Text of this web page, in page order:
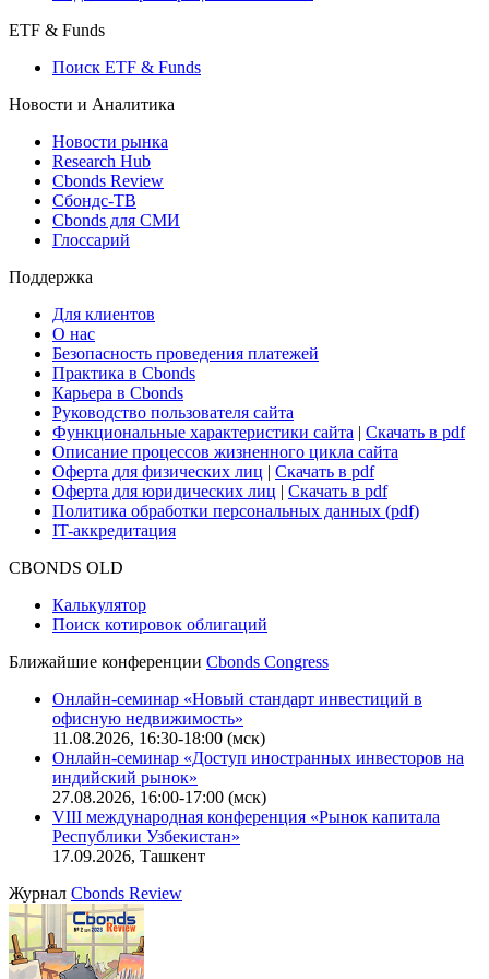
Макроэкономика
Виджет: Карта процентных ставок
ETF & Funds
Поиск ETF & Funds
Новости и Аналитика
Новости рынка
Research Hub
Сбондс-ТВ
Глоссарий
Поддержка
Для клиентов
О нас
Безопасность проведения платежей
Практика в Cbonds
Карьера в Cbonds
Руководство пользователя сайта
Функциональные характеристики сайта|Скачать в pdf
Описание процессов жизненного цикла сайта
Оферта для юридических лиц
IT-аккредитация
Поиск котировок облигаций
Ближайшие конференцииCbonds Congress
Онлайн-семинар «Новый стандарт инвестиций в
офисную недвижимость»
11.08.2026, 16:30-18:00 (мск)
Онлайн-семинар «Доступ иностранных инвесторов на
индийский рынок»
VIII международная конференция «Рынок капитала
Республики Узбекистан»
17.09.2026, Ташкент
ЖурналCbonds Review